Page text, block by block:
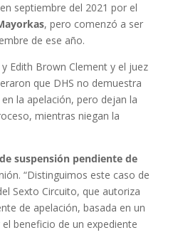
septiembre del 2021 por el
, pero comenzó a ser
de ese año.
Edith Brown Clement y el juez
que DHS no demuestra
la apelación, pero dejan la
mientras niegan la
suspensión pendiente de
“Distinguimos este caso de
Sexto Circuito, que autoriza
de apelación, basada en un
beneficio de un expediente